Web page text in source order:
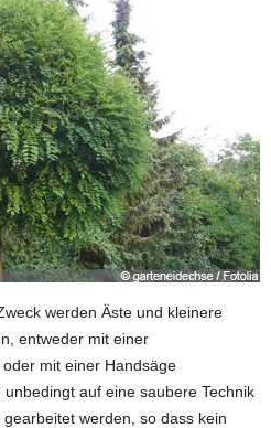
werden Äste und kleinere
entweder mit einer
mit einer Handsäge
auf eine saubere Technik
werden, so dass kein